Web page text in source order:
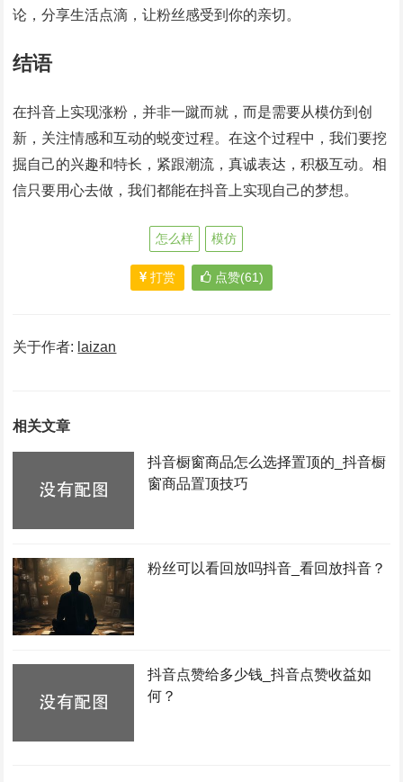
论，分享生活点滴，让粉丝感受到你的亲切。
结语
在抖音上实现涨粉，并非一蹴而就，而是需要从模仿到创
新，关注情感和互动的蜕变过程。在这个过程中，我们要挖
掘自己的兴趣和特长，紧跟潮流，真诚表达，积极互动。相
信只要用心去做，我们都能在抖音上实现自己的梦想。
怎么样 模仿
打赏 点赞(61)
关于作者: laizan
相关文章
抖音橱窗商品怎么选择置顶的_抖音橱
窗商品置顶技巧
粉丝可以看回放吗抖音_看回放抖音？
抖音点赞给多少钱_抖音点赞收益如
何？